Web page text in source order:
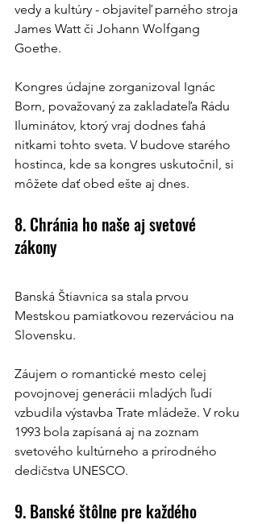
vedy a kultúry - objaviteľ parného stroja
James Watt či Johann Wolfgang
Goethe.
Kongres údajne zorganizoval Ignác
Born, považovaný za zakladateľa Rádu
Iluminátov, ktorý vraj dodnes ťahá
nitkami tohto sveta. V budove starého
hostinca, kde sa kongres uskutočnil, si
môžete dať obed ešte aj dnes.
8. Chránia ho naše aj svetové
zákony
Banská Štiavnica sa stala prvou
Mestskou pamiatkovou rezerváciou na
Slovensku.
Záujem o romantické mesto celej
povojnovej generácii mladých ľudí
vzbudila výstavba Trate mládeže. V roku
1993 bola zapísaná aj na zoznam
svetového kultúrneho a prírodného
dedičstva UNESCO.
9. Banské štôlne pre každého